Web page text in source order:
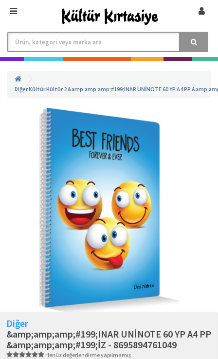
DiğerKültürKültür 2&amp;amp;amp;#199;INAR UNİNOTE 60 YP A4 PP
Diğer
&amp;amp;amp;#199;INAR UNİNOTE 60 YP A4 PP
&amp;amp;amp;#199;İZ - 8695894761049
Henüz değerlendirme yapılmamış